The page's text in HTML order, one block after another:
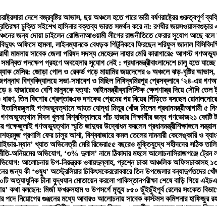
সারা দেশে বজ্রবৃষ্টির আভাস, ছয় অঞ্চলে হতে পারে ভারী বর্ষণরাষ্ট্রের গুরুত্বপূর্ণ
চুক্তি সইশেখ হাসিনার বক্তব্য ভারত সমর্থন করে না: রণধীর জয়সওয়ালবগুড়ার
জন্য দোয়া চাইলেন রোজিনাআওয়ামী লীগের রাজনীতিতে ফেরার সুযোগ আছে বলে
বিদ্যুৎ অফিসে হামলা, লাইনম্যানকে বেধড়ক পিটুনিকবে ফিরছেন শরিফুল জানাল বিসিবি
মামলায় সাবেক জেলা পরিষদ সদস্য মেহেরুন নাহার মেরি কারাগারে৫ আগস্ট
পদক্ষেপ গ্রহণে অবহেলার সুযোগ নেই : প্রধানমন্ত্রীবাংলাদেশে চালু হতে
মেসির: জোড়া গোল ও রেকর্ড গড়ে মায়ামির জয়দেশের ৬ অঞ্চলে ঝড়-বৃষ্টির আভাস,
বিশ্ববিদ্যালয়ে সভা-সমাবেশ ও মিছিল নিষিদ্ধমিরপুর প্রেসক্লাবে ‘২৪-এর
৪ হাজারেরও বেশি মানুষকে হত্যা: আইনমন্ত্রীব্যালিস্টিক ক্ষেপণাস্ত্র দিয়ে সৌদি তেল
তিন কিশোর গ্রেপ্তারএক দশকের প্রেমের পর বিয়ের পিঁড়িতে বসছেন রোনালদো
জুলাই গণঅভ্যুত্থানে আহত যোদ্ধা মিতুর খোঁজ নিলেন প্রধানমন্ত্রীআগামী ৫
দিবস খুলনা বিশ্ববিদ্যালয়ে পাঁচ হাজার শিক্ষার্থীর জন্য গণভোজ২১ কোটি
পক্ষেজুলাই গণঅভ্যুত্থান স্মৃতি জাদুঘর উদ্বোধন করলেন প্রধানমন্ত্রীশিক্ষাঙ্গনে
হরমুজ প্রণালি ফের চালুর আশা, বিশ্ববাজারে কমল তেলের দামনারী কেলেঙ্কারি ও
ম্যান’ খ্যাত অভিনেত্রী মেরি রিভেরা৫৫ বছরেও মুক্তিযুদ্ধে শহীদদের সঠিক
অনিয়মের অভিযোগ, ‘৩% দুলাল’ নামে ঠিকাদার মহলে আলোচনাসিরাজগঞ্জে
আলোচনায় উপ-নিয়ন্ত্রক ওবায়দুল্লাহ, প্রশ্নে ঢাকা আঞ্চলিক অফিসঢাকাসহ
জন্য কী ‘ওষুধ’ অস্ট্রেলিয়ার চিকিৎসকেররোববারে তিন উপজেলার বন্যাদুর্গতদের
অত্যাধুনিক চীনা যুদ্ধযান মোতায়েন করলো পাকিস্তানপরীক্ষা শেষে বাড়ি গিয়ে
কথা বলছেন: মির্জা ফখরুলহাম ও উপসর্গে মৃত্যু ৮৫০ ছুঁইছুঁইপূর্ব রেলের সংকেত
পদে নিয়োগের গুঞ্জনের মধ্যে আবারও আলোচনায় সাবেক কাস্টমস কমিশনার হাফিজুর